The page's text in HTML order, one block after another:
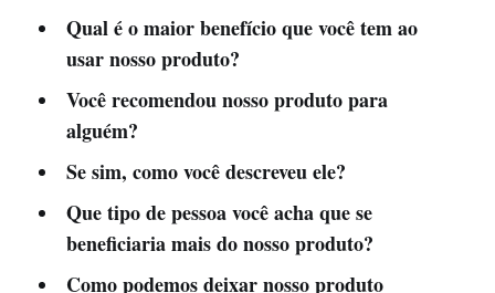
Qual é o maior benefício que você tem ao
usar nosso produto?
Você recomendou nosso produto para
alguém?
Se sim, como você descreveu ele?
Que tipo de pessoa você acha que se
beneficiaria mais do nosso produto?
Como podemos deixar nosso produto